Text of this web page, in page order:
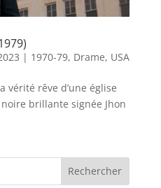
| 1970-79, Drame, USA
vérité rêve d’une église
brillante signée Jhon